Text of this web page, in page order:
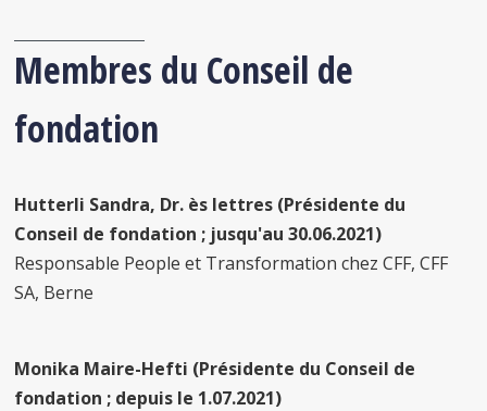
Membres du Conseil de
fondation
Hutterli Sandra, Dr. ès lettres (Présidente du
Conseil de fondation ; jusqu'au 30.06.2021)
Responsable People et Transformation chez CFF, CFF
SA, Berne
Monika Maire-Hefti (Présidente du Conseil de
fondation ; depuis le 1.07.2021)